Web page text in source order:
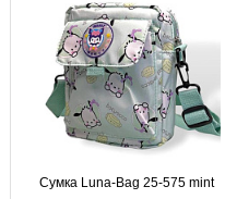
Сумка Luna-Bag 25-575 mint